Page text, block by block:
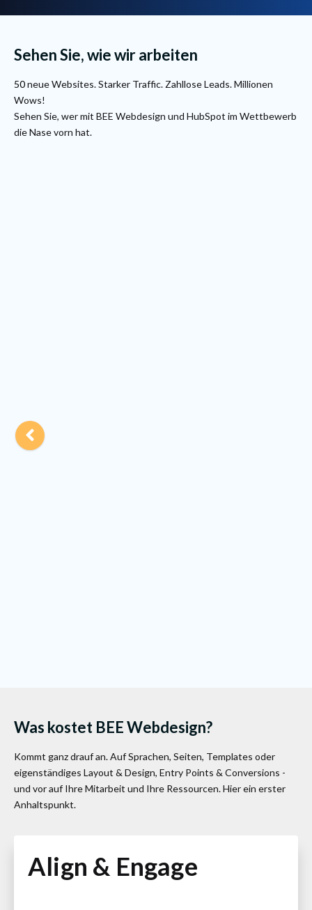
Sehen Sie, wie wir arbeiten
50neue Websites. Starker Traffic. Zahllose Leads. Millionen
Wows!
Sehen Sie, wer mit BEE Webdesign und HubSpot im Wettbewerb
die Nase vorn hat.
Was kostet BEE Webdesign?
Kommt ganz drauf an. Auf Sprachen, Seiten, Templates oder
eigenständiges Layout & Design, Entry Points & Conversions -
und vor auf Ihre Mitarbeit und Ihre Ressourcen. Hier ein erster
Anhaltspunkt.
Align & Engage